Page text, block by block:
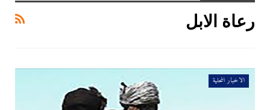
رعاة الابل
الاخبار المحلية